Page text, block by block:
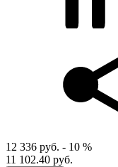
12 336 руб. - 10 %
11 102.40 руб.